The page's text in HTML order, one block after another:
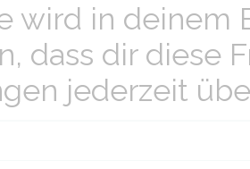
wird in deinem
dass dir diese
jederzeit